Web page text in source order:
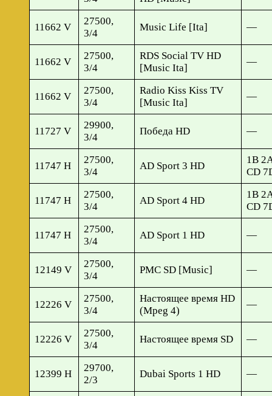
11662 V
27500,
3/4
Music Life [Ita] —
11662 V
27500,
3/4
RDS Social TV HD
[Music Ita]
—
11662 V
27500,
3/4
Radio Kiss Kiss TV
[Music Ita]
—
11727 V
29900,
3/4
Победа HD —
11747 H
27500,
3/4
AD Sport 3 HD
1B
CD
11747 H
27500,
3/4
AD Sport 4 HD
1B
CD
11747 H
27500,
3/4
AD Sport 1 HD —
12149 V
27500,
3/4
PMC SD [Music] —
12226 V
27500,
3/4
Настоящее время HD
(Mpeg 4)
—
12226 V
27500,
3/4
Настоящее время SD —
12399 H
29700,
2/3
Dubai Sports 1 HD —